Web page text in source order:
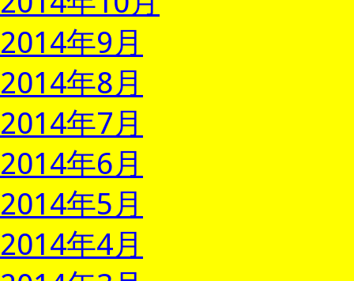
2014年9月
2014年8月
2014年7月
2014年6月
2014年5月
2014年4月